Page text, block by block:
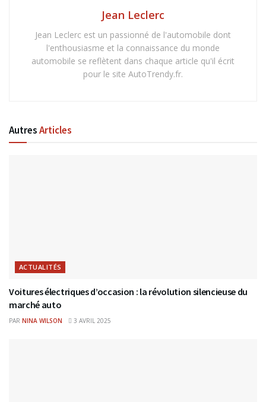
Jean Leclerc
Jean Leclerc est un passionné de l'automobile dont
l'enthousiasme et la connaissance du monde
automobile se reflètent dans chaque article qu'il écrit
pour le site AutoTrendy.fr.
AutresArticles
ACTUALITÉS
Voitures électriques d’occasion : la révolution silencieuse du
marché auto
PAR NINA WILSON 3 AVRIL 2025